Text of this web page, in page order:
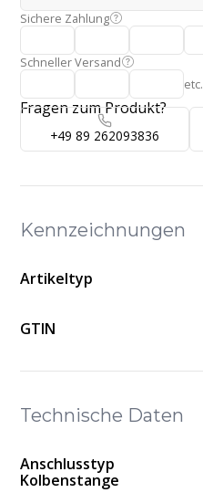
Technische Daten
Anschlusstyp
Kolbenstange
Sichere Zahlung
Schneller Versand
etc.
Fragen zum Produkt?
+49 89 262093836
Kennzeichnungen
Artikeltyp
GTIN